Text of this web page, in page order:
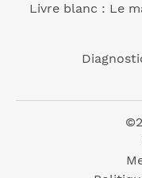
Livre blanc : Le